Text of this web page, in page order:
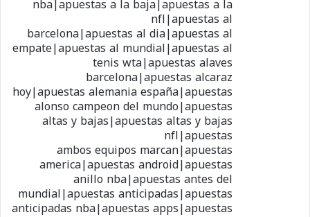
nfl|apuestas al
barcelona|apuestas al dia|apuestas al
empate|apuestas al mundial|apuestas al
tenis wta|apuestas alaves
barcelona|apuestas alcaraz
hoy|apuestas alemania españa|apuestas
alonso campeon del mundo|apuestas
altas y bajas|apuestas altas y bajas
nfl|apuestas
ambos equipos marcan|apuestas
america|apuestas android|apuestas
anillo nba|apuestas antes del
mundial|apuestas anticipadas|apuestas
anticipadas nba|apuestas apps|apuestas